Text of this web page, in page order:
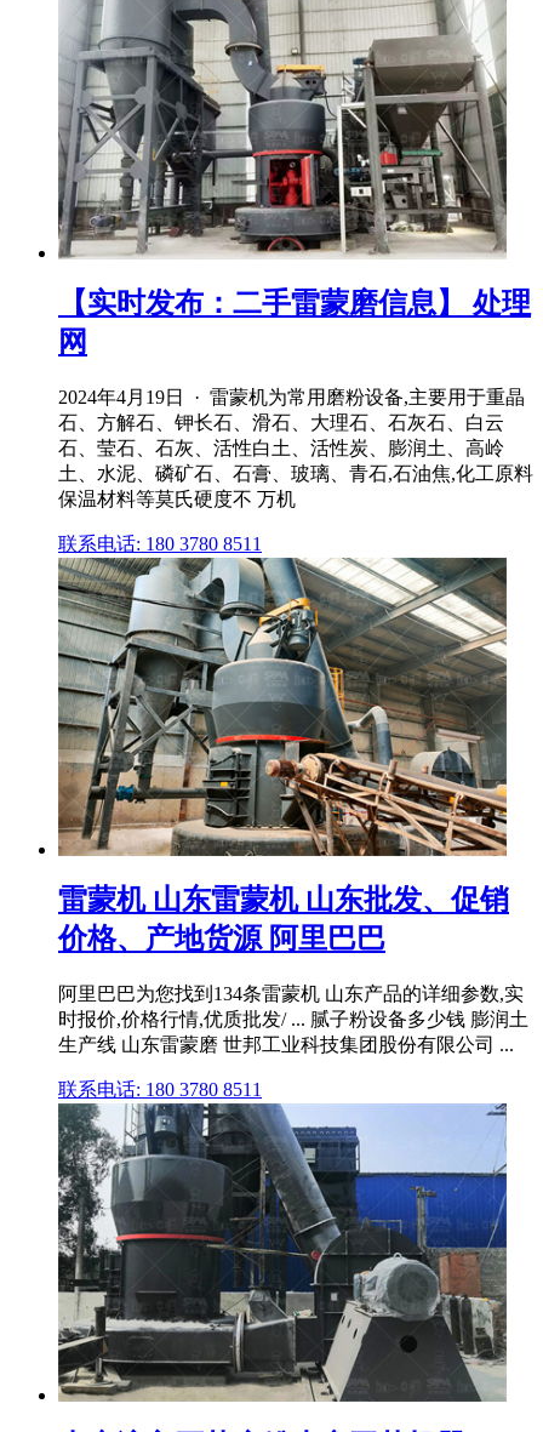
【实时发布：二手雷蒙磨信息】 处理
网
2024年4月19日 · 雷蒙机为常用磨粉设备,主要用于重晶
石、方解石、钾长石、滑石、大理石、石灰石、白云
石、莹石、石灰、活性白土、活性炭、膨润土、高岭
土、水泥、磷矿石、石膏、玻璃、青石,石油焦,化工原料
保温材料等莫氏硬度不 万机
联系电话: 180 3780 8511
雷蒙机 山东雷蒙机 山东批发、促销
价格、产地货源 阿里巴巴
阿里巴巴为您找到134条雷蒙机 山东产品的详细参数,实
时报价,价格行情,优质批发/ ... 腻子粉设备多少钱 膨润土
生产线 山东雷蒙磨 世邦工业科技集团股份有限公司 ...
联系电话: 180 3780 8511